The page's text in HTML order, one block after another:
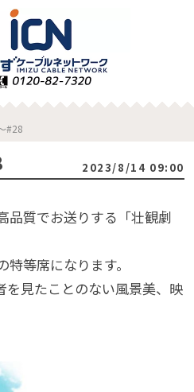
#28
2023/8/14 09:00
品質でお送りする「壮観劇
等席になります。
を見たことのない風景美、映